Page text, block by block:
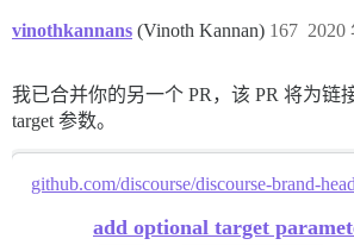
vinothkannans (Vinoth Kannan) 2020
167
我已合并你的另一个 PR，该 PR 将为链
target 参数。
github.com/discourse/discourse-brand-
add optional target